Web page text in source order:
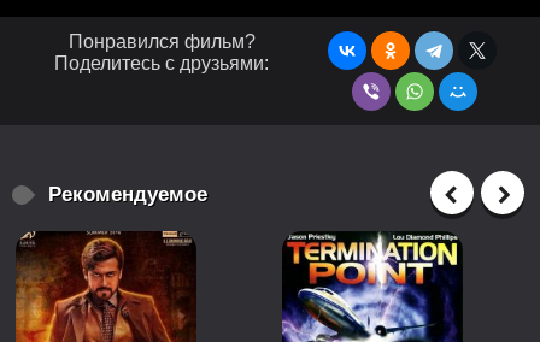
Понравился фильм?
Поделитесь с друзьями:
Рекомендуемое